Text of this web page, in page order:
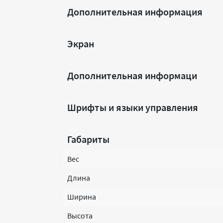
Дополнительная информация
Экран
Дополнительная информаци
Шрифты и языки управления
Габариты
Вес
Длина
Ширина
Высота